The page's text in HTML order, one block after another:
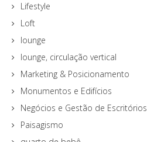
Lifestyle
Loft
lounge
lounge, circulação vertical
Marketing & Posicionamento
Monumentos e Edifícios
Negócios e Gestão de Escritórios
Paisagismo